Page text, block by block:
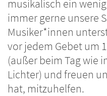
musikalisch ein
immer gerne unsere
Musiker*innen
vor jedem Gebet um
(außer beim Tag wie
Lichter) und freuen
hat, mitzuhelfen.